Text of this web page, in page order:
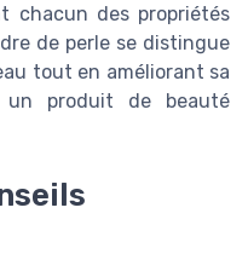
chacun des propriétés
de perle se distingue
tout en améliorant sa
un produit de beauté